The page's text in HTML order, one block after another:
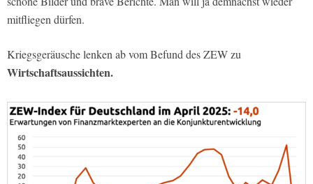
mitfliegen dürfen.
Kriegsgeräusche lenken ab vom Befund des ZEW zu
Wirtschaftsaussichten.